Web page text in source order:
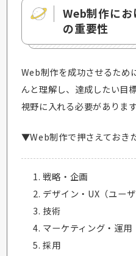
Web制作にお
の重要性
Web制作を成功させるため
んと理解し、達成したい目
視野に入れる必要があります
▼Web制作で押さえておき
戦略・企画
デザイン・UX（ユー
技術
マーケティング・運用
採用